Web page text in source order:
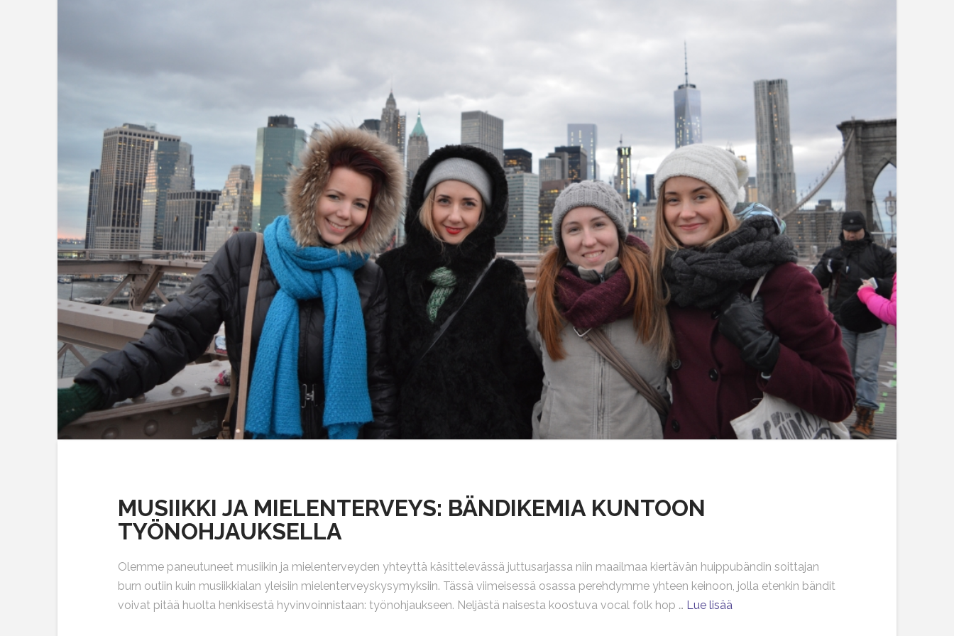
MUSIIKKI JA MIELENTERVEYS: BÄNDIKEMIA KUNTOON
TYÖNOHJAUKSELLA
Olemme paneutuneet musiikin ja mielenterveyden yhteyttä käsittelevässä juttusarjassa niin maailmaa kiertävän huippubändin soittajan
burn outiin kuin musiikkialan yleisiin mielenterveyskysymyksiin. Tässä viimeisessä osassa perehdymme yhteen keinoon, jolla etenkin bändit
voivat pitää huolta henkisestä hyvinvoinnistaan: työnohjaukseen. Neljästä naisesta koostuva vocal folk hop … Lue lisää